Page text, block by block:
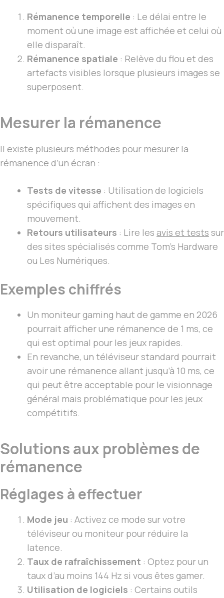
Rémanence temporelle : Le délai entre le
moment où une image est affichée et celui où
elle disparaît.
Rémanence spatiale : Relève du flou et des
artefacts visibles lorsque plusieurs images se
superposent.
Mesurer la rémanence
Il existe plusieurs méthodes pour mesurer la
rémanence d’un écran :
Tests de vitesse : Utilisation de logiciels
spécifiques qui affichent des images en
mouvement.
Retours utilisateurs : Lire les avis et tests sur
des sites spécialisés comme Tom’s Hardware
ou Les Numériques.
Exemples chiffrés
Un moniteur gaming haut de gamme en 2026
pourrait afficher une rémanence de 1 ms, ce
qui est optimal pour les jeux rapides.
En revanche, un téléviseur standard pourrait
avoir une rémanence allant jusqu’à 10 ms, ce
qui peut être acceptable pour le visionnage
général mais problématique pour les jeux
compétitifs.
Solutions aux problèmes de
rémanence
Réglages à effectuer
Mode jeu : Activez ce mode sur votre
téléviseur ou moniteur pour réduire la
latence.
Taux de rafraîchissement : Optez pour un
taux d’au moins 144 Hz si vous êtes gamer.
Utilisation de logiciels : Certains outils